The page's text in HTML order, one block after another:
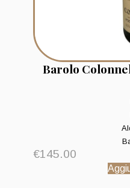
Barolo
€145.00